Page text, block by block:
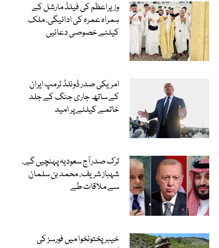
وزیراعظم کی فیلڈ مارشل کے
ہمراہ عمرہ کی ادائیگی، ملک
کیلئے خصوصی دعائیں
امریکی صدر ڈونلڈ ٹرمپ ایران
کے ساتھ جاری جنگ کے جلد
خاتمے کیلئے پر امید
ترک صدر آج سعودیہ پہنچیں گے،
شہباز شریف، محمد بن سلمان
سے ملاقات طے
خیبرپختونخوا میں فورسز کی